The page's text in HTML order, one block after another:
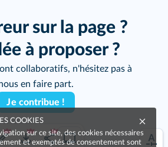
sur la page ?
à proposer ?
collaboratifs, n'hésitez pas à
en faire part.
Je contribue !
COOKIES
sur ce site, des cookies nécessaires
et exemptés de consentement sont